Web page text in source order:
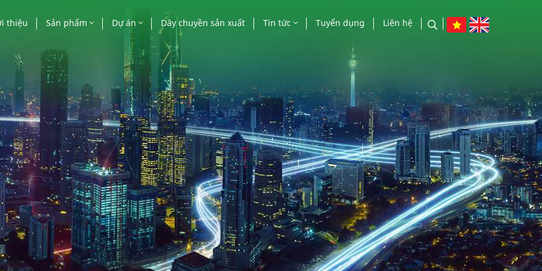
thiệu Sản phẩm
Vách mặt dựng
Lan can, mái kính, lam
nhôm
Dự án
Công trình nhà nước
Công trình cao tầng
Biệt thự, villa, khác
Dây chuyền sản xuất Tin tức
Báo chí nói về chúng tôi
Tuyển dụng Liên hệ